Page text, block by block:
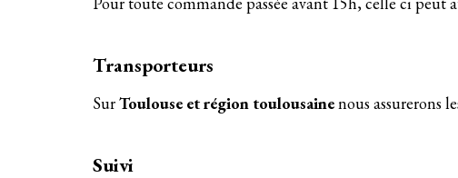
Transporteurs
SurToulouse et région toulousainenous assurerons
Suivi